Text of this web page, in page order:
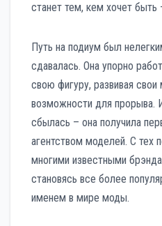
станет тем, кем хочет
Путь на подиум был
сдавалась. Она упорно
свою фигуру, развивая
возможности для прорыва.
сбылась – она получила
агентством моделей. С тех
многими известными
становясь все более
именем в мире моды.